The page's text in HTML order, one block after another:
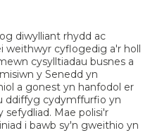
diwylliant rhydd ac
cyflogedig a'r holl
cysylltiadau busnes a
y Senedd yn
a gonest yn hanfodol er
ddiffyg cydymffurfio yn
sefydliad. Mae polisi'r
i bawb sy'n gweithio yn